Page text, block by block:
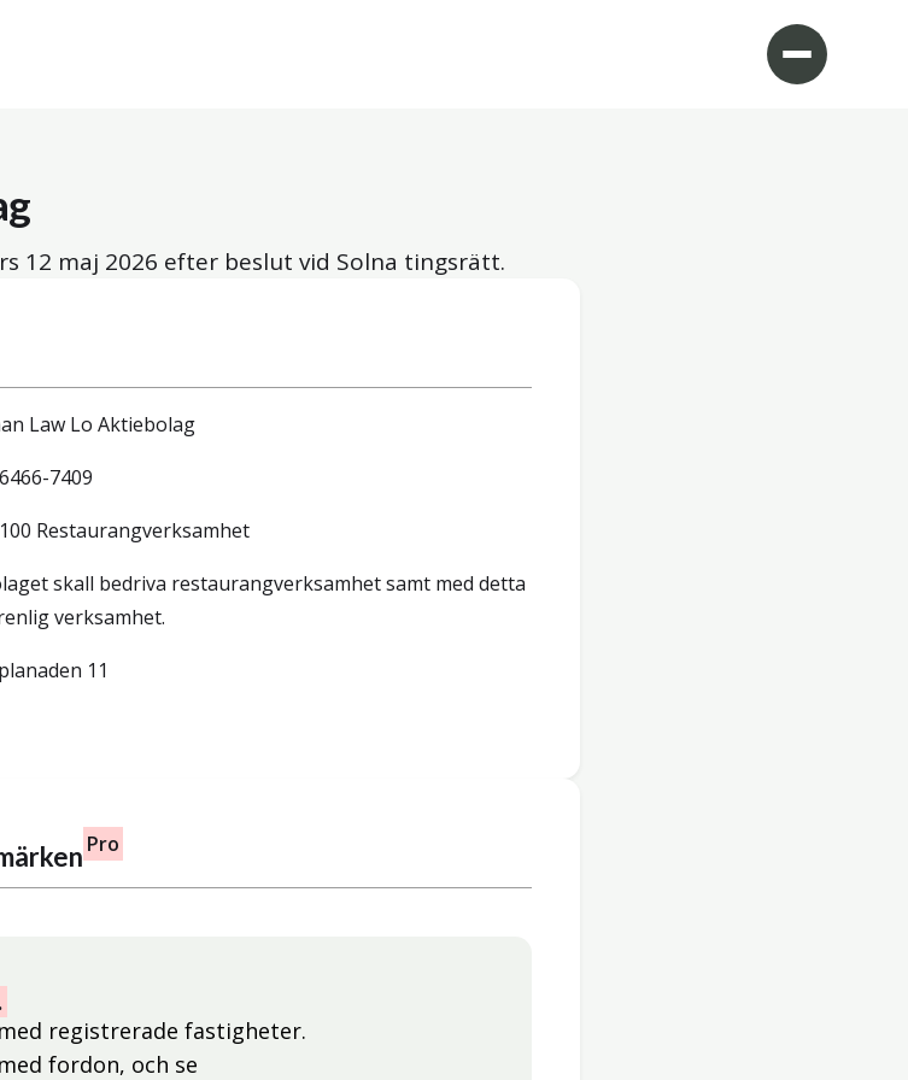
12 maj 2026 efter beslut vid Solna tingsrätt.
Law Lo Aktiebolag
7409
Restaurangverksamhet
skall bedriva restaurangverksamhet samt med detta
verksamhet.
11
Pro
registrerade fastigheter.
fordon, och se